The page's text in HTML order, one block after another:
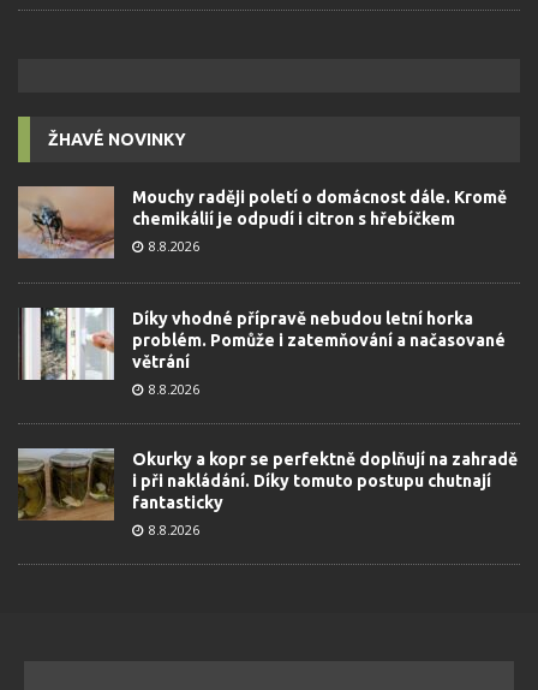
ŽHAVÉ NOVINKY
Mouchy raději poletí o domácnost dále. Kromě
chemikálií je odpudí i citron s hřebíčkem
8.8.2026
Díky vhodné přípravě nebudou letní horka
problém. Pomůže i zatemňování a načasované
větrání
8.8.2026
Okurky a kopr se perfektně doplňují na zahradě
i při nakládání. Díky tomuto postupu chutnají
fantasticky
8.8.2026